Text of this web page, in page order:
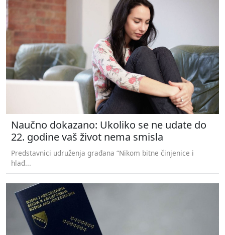
Naučno dokazano: Ukoliko se ne udate do
22. godine vaš život nema smisla
Predstavnici udruženja građana “Nikom bitne činjenice i
hlađ...